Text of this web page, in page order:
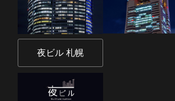
夜ビル 札幌